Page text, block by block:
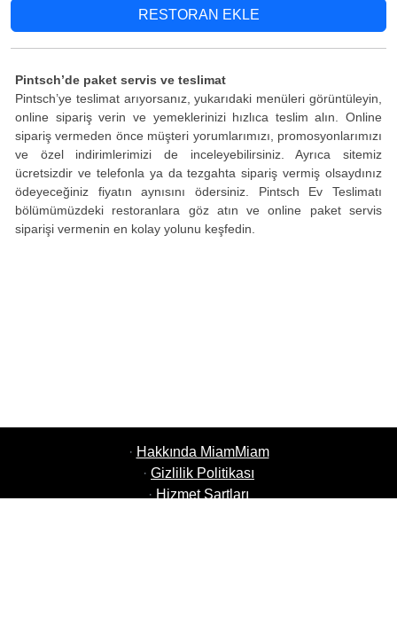
RESTORAN EKLE
Pintsch’de paket servis ve teslimat
Pintsch’ye teslimat arıyorsanız, yukarıdaki menüleri görüntüleyin,
online sipariş verin ve yemeklerinizi hızlıca teslim alın. Online
sipariş vermeden önce müşteri yorumlarımızı, promosyonlarımızı
ve özel indirimlerimizi de inceleyebilirsiniz. Ayrıca sitemiz
ücretsizdir ve telefonla ya da tezgahta sipariş vermiş olsaydınız
ödeyeceğiniz fiyatın aynısını ödersiniz. Pintsch Ev Teslimatı
bölümümüzdeki restoranlara göz atın ve online paket servis
siparişi vermenin en kolay yolunu keşfedin.
· Hakkında MiamMiam
· Gizlilik Politikası
· Hizmet Şartları